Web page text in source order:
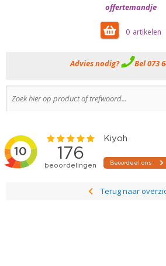
offertemandje
0
Advies nodig? Bel 073
Terug naar